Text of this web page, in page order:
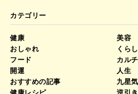
カテゴリー
健康
美容
おしゃれ
くらし
フード
カル
開運
人生
おすすめの記事
九星
健康レシピ
逆引